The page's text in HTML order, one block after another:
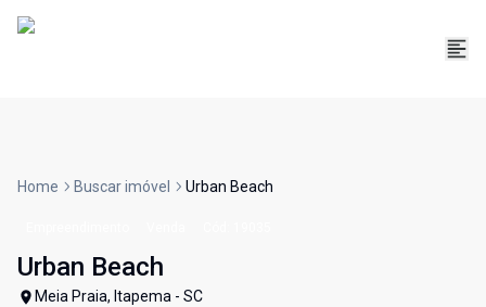
Home Buscar imóvel Urban Beach
Urban Beach
Meia Praia, Itapema - SC